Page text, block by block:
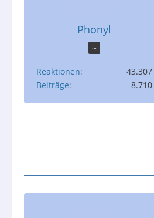
Phonyl
~
Reaktionen
43.307
Beiträge
8.710